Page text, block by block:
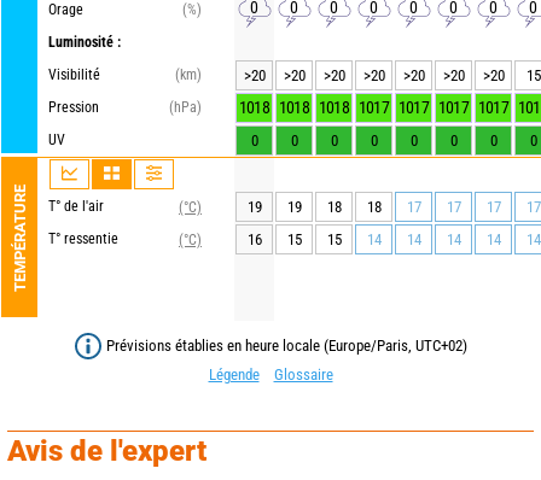
Orage
(%)
Luminosité :
Visibilité
(km)
Pression
(hPa)
UV
TEMPÉRATURE T° de l'air
(°C)
T° ressentie
(°C)
0 0 0 0 0 0 0 0
>20 >20 >20 >20 >20 >20 >20 15
1018 1018 1018 1017 1017 1017 1017
0 0 0 0 0 0 0 0
19 19 18 18 17 17 17
17
16
15 15 14 14 14 14 14
Prévisions établies en heure locale (Europe/Paris, UTC+02)
Légende
Glossaire
Avis de l'expert